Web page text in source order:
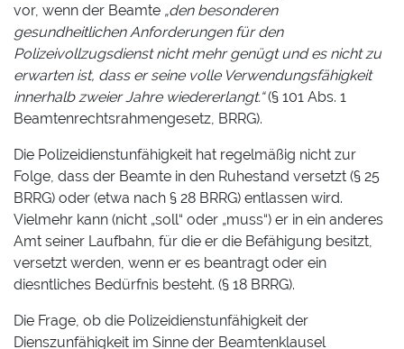
vor, wenn der Beamte „den besonderen
gesundheitlichen Anforderungen für den
Polizeivollzugsdienst nicht mehr genügt und es nicht zu
erwarten ist, dass er seine volle Verwendungsfähigkeit
innerhalb zweier Jahre wiedererlangt.“(§ 101 Abs. 1
Beamtenrechtsrahmengesetz, BRRG).
Die Polizeidienstunfähigkeit hat regelmäßig nicht zur
Folge, dass der Beamte in den Ruhestand versetzt (§ 25
BRRG) oder (etwa nach § 28 BRRG) entlassen wird.
Vielmehr kann (nicht „soll“ oder „muss“) er in ein anderes
Amt seiner Laufbahn, für die er die Befähigung besitzt,
versetzt werden, wenn er es beantragt oder ein
diesntliches Bedürfnis besteht. (§ 18 BRRG).
Die Frage, ob die Polizeidienstunfähigkeit der
Dienszunfähigkeit im Sinne der Beamtenklausel